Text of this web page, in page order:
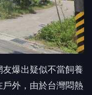
爆出疑似不當飼養
外，由於台灣悶熱